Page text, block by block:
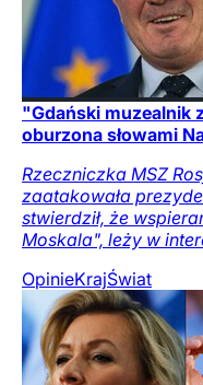
"Gdański muzealnik
oburzona słowami
Rzeczniczka MSZ
zaatakowała
stwierdził, że
Moskala", leży w
OpinieKrajŚwiat